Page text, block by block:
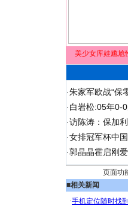
美少女库娃尴尬
·朱家军欧战“保
·白岩松:05年0-
·访陈涛：保加
·女排冠军杯中
·郭晶晶霍启刚
页面功
■相关新闻